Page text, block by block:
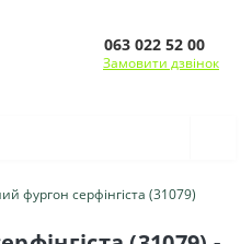
063 022 52 00
Замовити дзвінок
фургон серфінгіста (31079)